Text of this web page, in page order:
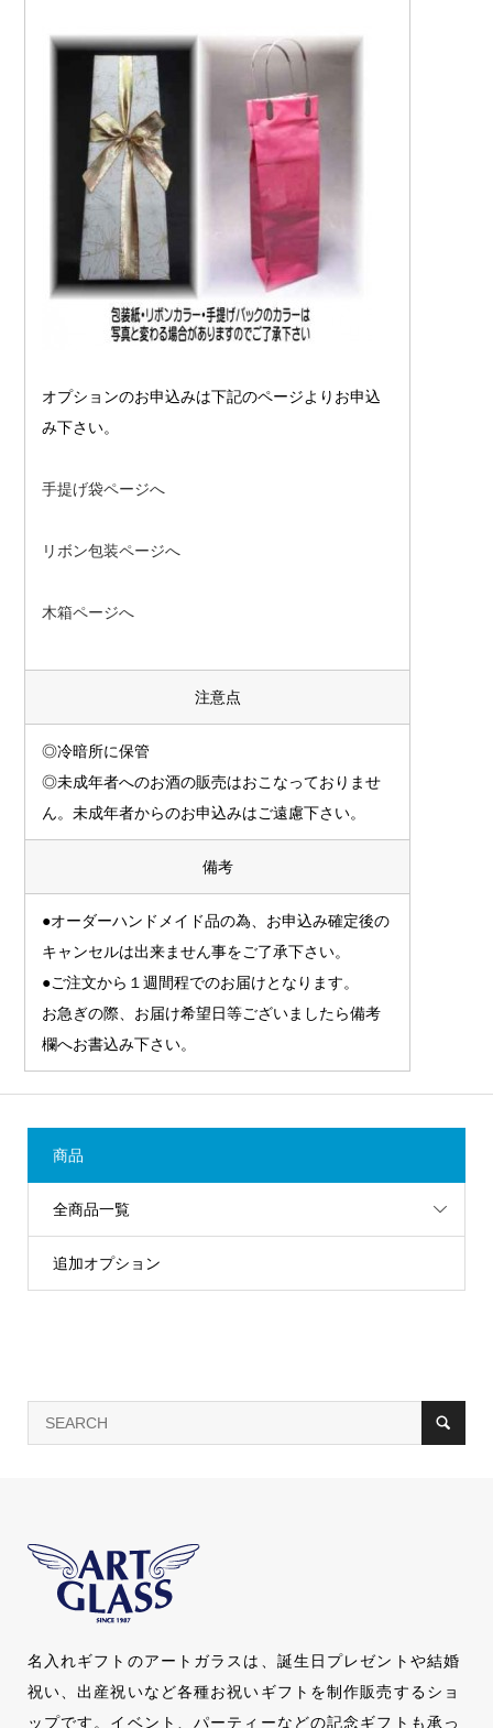
オプションのお申込みは下記のページよりお申込
み下さい。
手提げ袋ページへ
リボン包装ページへ
木箱ページへ
注意点
◎冷暗所に保管
◎未成年者へのお酒の販売はおこなっておりませ
ん。未成年者からのお申込みはご遠慮下さい。
備考
●オーダーハンドメイド品の為、お申込み確定後の
キャンセルは出来ません事をご了承下さい。
●ご注文から１週間程でのお届けとなります。
お急ぎの際、お届け希望日等ございましたら備考
欄へお書込み下さい。
商品
全商品一覧
追加オプション
名入れギフトのアートガラスは、誕生日プレゼントや結婚
祝い、出産祝いなど各種お祝いギフトを制作販売するショ
ップです。イベント、パーティーなどの記念ギフトも承っ